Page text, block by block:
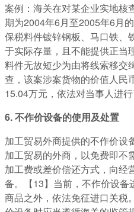
案例：海关在对某企业实地核
期为2004年6月至2005年6月
保税料件镀锌钢板、马口铁、
于实际存量，且不能提供正当
料件无故短少为由将线索移交
查，该案涉案货物的价值人民
15.04万元，依法对当事人进行
6. 不作价设备的使用及处置
加工贸易外商提供的不作价设
加工贸易的外商，以免费即不
加工费或差价偿还方式，向经
备。【13】当前，不作价设
商品之外，依法免征进口关税